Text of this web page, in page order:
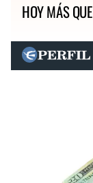
HOY MÁS